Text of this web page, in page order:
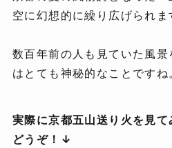
空に幻想的に繰り広げられま
数百年前の人も見ていた風
はとても神秘的なことですね
実際に京都五山送り火を見
どうぞ！↓